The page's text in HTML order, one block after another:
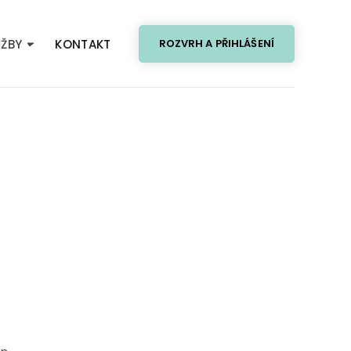
KONTAKT ROZVRH A PŘIHLÁŠENÍ